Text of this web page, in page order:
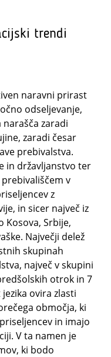
trendi
naravni prirast
odseljevanje,
zaradi
zaradi česar
prebivalstva.
in državljanstvo ter
v
z
in sicer največ iz
Kosova, Srbije,
Največji delež
skupinah
največ v skupini
otrok in 7
ovira zlasti
območja, ki
in imajo
V ta namen je
ki bodo